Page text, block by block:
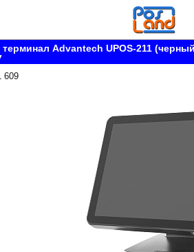
Advantech UPOS-211
609